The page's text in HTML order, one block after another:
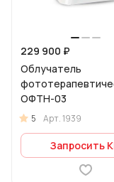
229 900 ₽
Облучатель
ОФТН-03
5 Арт.1939
Запросить